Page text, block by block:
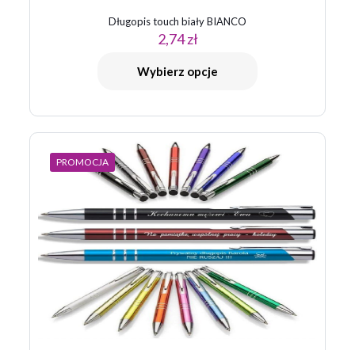
Długopis touch biały BIANCO
2,74zł
Wybierz opcje
PROMOCJA